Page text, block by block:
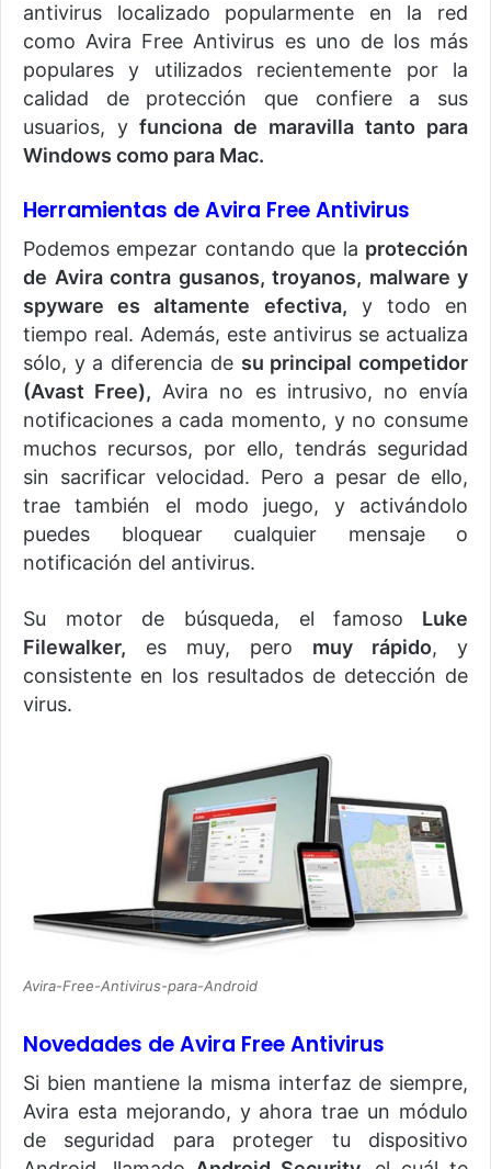
antivirus localizado popularmente en la red
como Avira Free Antivirus es uno de los más
populares y utilizados recientemente por la
calidad de protección que confiere a sus
usuarios, y funciona de maravilla tanto para
Windows como para Mac.
Herramientas de Avira Free Antivirus
Podemos empezar contando que la protección
de Avira contra gusanos, troyanos, malware y
spyware es altamente efectiva, y todo en
tiempo real. Además, este antivirus se actualiza
sólo, y a diferencia de su principal competidor
(Avast Free), Avira no es intrusivo, no envía
notificaciones a cada momento, y no consume
muchos recursos, por ello, tendrás seguridad
sin sacrificar velocidad. Pero a pesar de ello,
trae también el modo juego, y activándolo
puedes bloquear cualquier mensaje o
notificación del antivirus.
Su motor de búsqueda, el famoso Luke
Filewalker, es muy, pero muy rápido, y
consistente en los resultados de detección de
virus.
Avira-Free-Antivirus-para-Android
Novedades de Avira Free Antivirus
Si bien mantiene la misma interfaz de siempre,
Avira esta mejorando, y ahora trae un módulo
de seguridad para proteger tu dispositivo